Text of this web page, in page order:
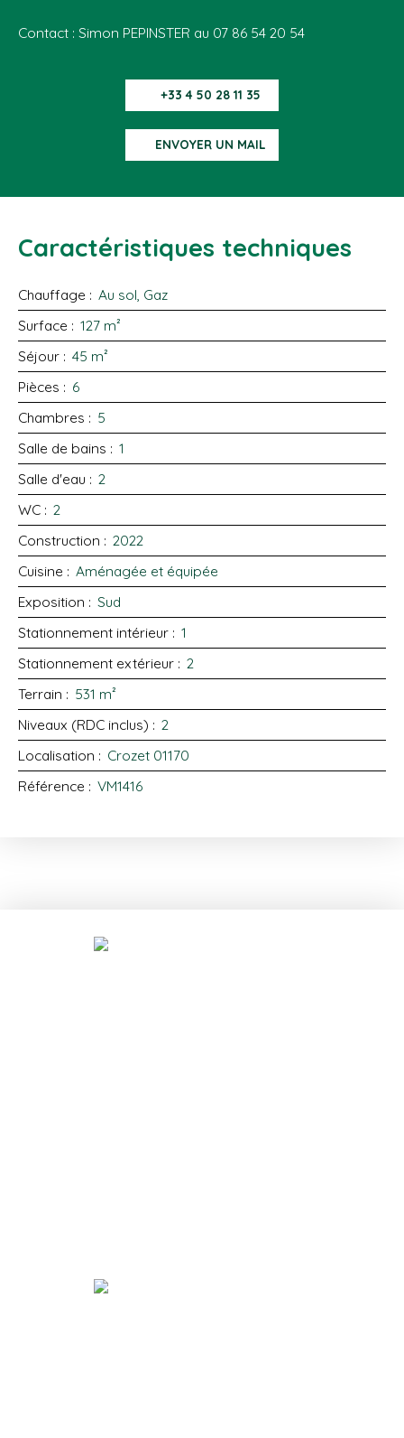
Contact : Simon PEPINSTER au 07 86 54 20 54
+33 4 50 28 11 35
ENVOYER UN MAIL
Caractéristiques techniques
Chauffage : Au sol, Gaz
Surface : 127 m²
Séjour : 45 m²
Pièces : 6
Chambres : 5
Salle de bains : 1
Salle d'eau : 2
WC : 2
Construction : 2022
Cuisine : Aménagée et équipée
Exposition : Sud
Stationnement intérieur : 1
Stationnement extérieur : 2
Terrain : 531 m²
Niveaux (RDC inclus) : 2
Localisation : Crozet 01170
Référence : VM1416